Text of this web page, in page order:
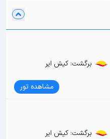
برگشت: کیش ایر
مشاهده تور
برگشت: کیش ایر